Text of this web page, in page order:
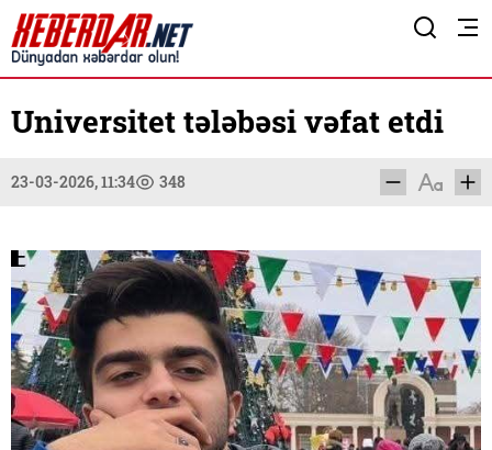
Universitet tələbəsi vəfat etdi
23-03-2026, 11:34 348